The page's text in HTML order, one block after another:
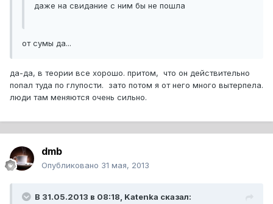
даже на свидание с ним бы не пошла
от сумы да...
да-да, в теории все хорошо. притом, что он действительно
попал туда по глупости. зато потом я от него много вытерпела.
люди там меняются очень сильно.
dmb
Опубликовано 31 мая, 2013
В 31.05.2013 в 08:18, Katenka сказал: